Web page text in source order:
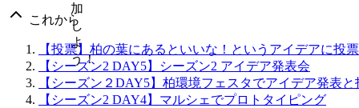
加
し
よ
う！
これから
【投票】柏の葉にあるといいな！というアイデアに投
【シーズン2 DAY5】シーズン2 アイデア発表会
【シーズン２DAY5】柏環境フェスタでアイデア発表と
【シーズン2 DAY4】マルシェでプロトタイピング